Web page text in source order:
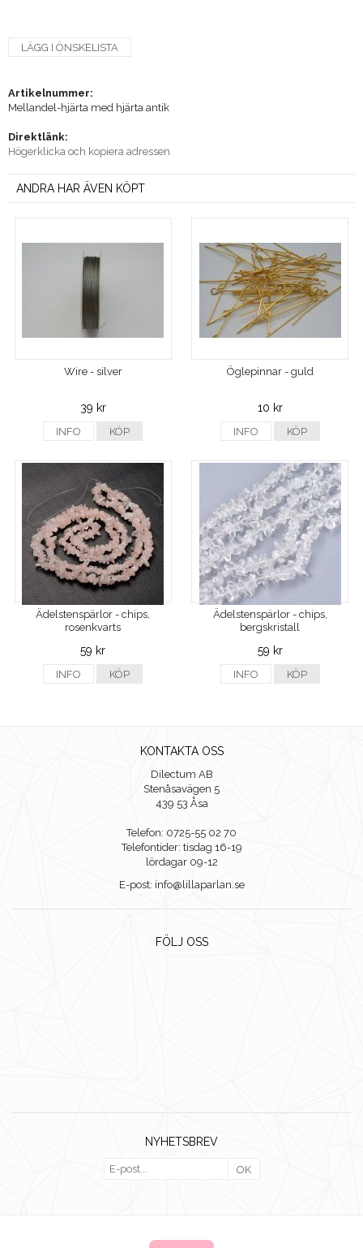
LÄGG I ÖNSKELISTA
Artikelnummer:
Mellandel-hjärta med hjärta antik
Direktlänk:
Högerklicka och kopiera adressen
ANDRA HAR ÄVEN KÖPT
Wire - silver
39 kr
INFO KÖP
Öglepinnar - guld
10 kr
INFO KÖP
Ädelstenspärlor - chips,
rosenkvarts
59 kr
INFO KÖP
Ädelstenspärlor - chips,
bergskristall
59 kr
INFO KÖP
KONTAKTA OSS
Dilectum AB
Stenåsavägen 5
439 53 Åsa
Telefon: 0725-55 02 70
Telefontider: tisdag 16-19
lördagar 09-12
E-post: info@lillaparlan.se
FÖLJ OSS
NYHETSBREV
OK